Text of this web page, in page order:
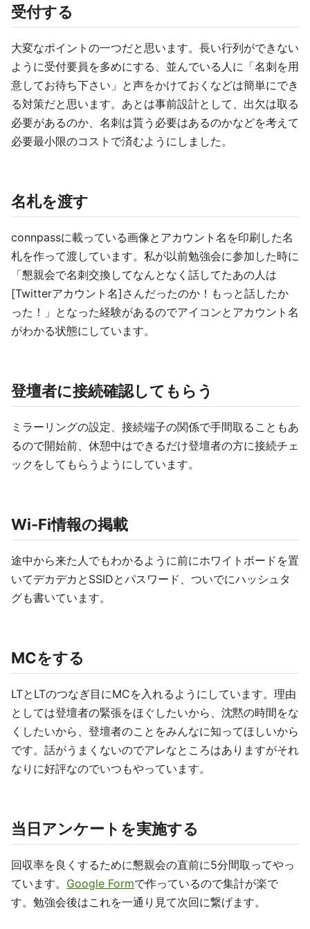
受付する
大変なポイントの一つだと思います。長い行列ができない
ように受付要員を多めにする、並んでいる人に「名刺を用
意してお待ち下さい」と声をかけておくなどは簡単にでき
る対策だと思います。あとは事前設計として、出欠は取る
必要があるのか、名刺は貰う必要はあるのかなどを考えて
必要最小限のコストで済むようにしました。
名札を渡す
connpassに載っている画像とアカウント名を印刷した名
札を作って渡しています。私が以前勉強会に参加した時に
「懇親会で名刺交換してなんとなく話してたあの人は
[Twitterアカウント名]さんだったのか！もっと話したか
った！」となった経験があるのでアイコンとアカウント名
がわかる状態にしています。
登壇者に接続確認してもらう
ミラーリングの設定、接続端子の関係で手間取ることもあ
るので開始前、休憩中はできるだけ登壇者の方に接続チェ
ックをしてもらうようにしています。
Wi-Fi情報の掲載
途中から来た人でもわかるように前にホワイトボードを置
いてデカデカとSSIDとパスワード、ついでにハッシュタ
グも書いています。
MCをする
LTとLTのつなぎ目にMCを入れるようにしています。理由
としては登壇者の緊張をほぐしたいから、沈黙の時間をな
くしたいから、登壇者のことをみんなに知ってほしいから
です。話がうまくないのでアレなところはありますがそれ
なりに好評なのでいつもやっています。
当日アンケートを実施する
回収率を良くするために懇親会の直前に5分間取ってやっ
ています。 Google Formで作っているので集計が楽で
す。勉強会後はこれを一通り見て次回に繋げます。